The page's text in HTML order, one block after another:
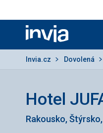
Invia.cz
Invia.cz Dovolená
Hotel
Rakousko,